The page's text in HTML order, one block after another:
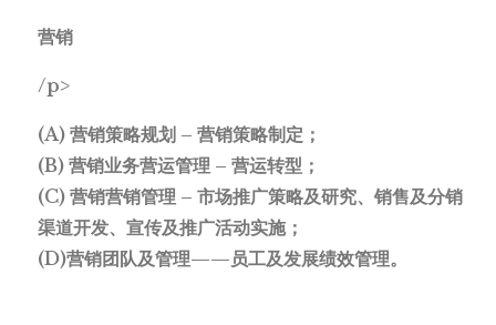
营销
/p>
(A) 营销策略规划 – 营销策略制定；
(B) 营销业务营运管理 – 营运转型；
(C) 营销营销管理 – 市场推广策略及研究、销售及分销
渠道开发、宣传及推广活动实施；
(D)营销团队及管理——员工及发展绩效管理。